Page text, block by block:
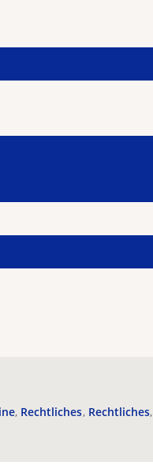
Rechtliches Rechtliches